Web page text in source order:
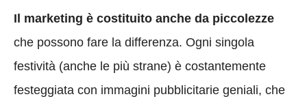
Il marketing è costituito anche da piccolezze
che possono fare la differenza. Ogni singola
festività (anche le più strane) è costantemente
festeggiata con immagini pubblicitarie geniali, che